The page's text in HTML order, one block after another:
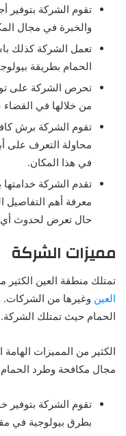
تقوم الشركة بتوفير
والخبرة في مجال
تعمل الشركة كذلك
الحمام بطريقة
تحرص الشركة على
من خلالها في
تقوم الشركة برش
محاولة التعرف على
في هذا المكان.
تقدم الشركة
معرفة أهم التفاصيل
حال تعرض لحدوث أي
مميزات الشركة
تمتلك منطقة العين
العين وغيرها من
الحمام حيث تمتلك الشركة.
الكثير من المميزات
مجال مكافحة وطرد الحمام
تقوم الشركة بتوفير
بطرق بيولوجية في